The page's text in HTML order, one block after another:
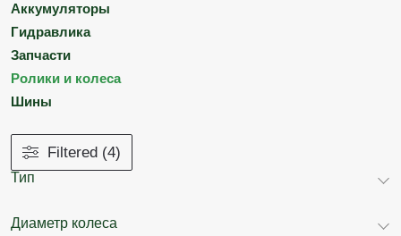
Аккумуляторы
Гидравлика
Запчасти
Ролики и колеса
Шины
Filtered (4)
Тип
Диаметр колеса